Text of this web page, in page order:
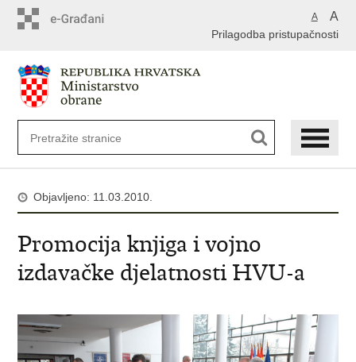
A A
Prilagodba pristupačnosti
Objavljeno: 11.03.2010.
Promocija knjiga i vojno
izdavačke djelatnosti HVU-a